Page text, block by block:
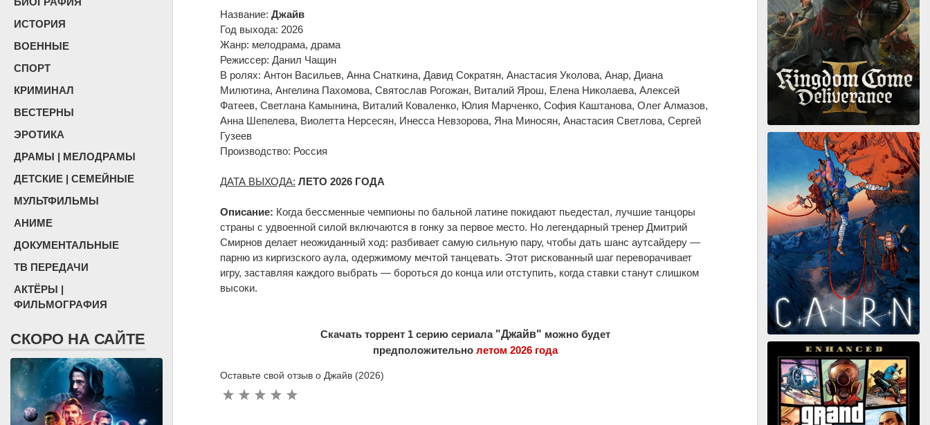
ИСТОРИЯ
ВОЕННЫЕ
СПОРТ
КРИМИНАЛ
ВЕСТЕРНЫ
ЭРОТИКА
ДРАМЫ | МЕЛОДРАМЫ
ДЕТСКИЕ | СЕМЕЙНЫЕ
МУЛЬТФИЛЬМЫ
АНИМЕ
ДОКУМЕНТАЛЬНЫЕ
ТВ ПЕРЕДАЧИ
АКТЁРЫ |
ФИЛЬМОГРАФИЯ
СКОРО НА САЙТЕ
Название: Джайв
Год выхода: 2026
Жанр: мелодрама, драма
Режиссер: Данил Чащин
В ролях: Антон Васильев, Анна Снаткина, Давид Сократян, Анастасия Уколова, Анар, Диана
Милютина, Ангелина Пахомова, Святослав Рогожан, Виталий Ярош, Елена Николаева, Алексей
Фатеев, Светлана Камынина, Виталий Коваленко, Юлия Марченко, София Каштанова, Олег Алмазов,
Анна Шепелева, Виолетта Нерсесян, Инесса Невзорова, Яна Миносян, Анастасия Светлова, Сергей
Гузеев
Производство: Россия
ДАТА ВЫХОДА: ЛЕТО 2026 ГОДА
Описание: Когда бессменные чемпионы по бальной латине покидают пьедестал, лучшие танцоры
страны с удвоенной силой включаются в гонку за первое место. Но легендарный тренер Дмитрий
Смирнов делает неожиданный ход: разбивает самую сильную пару, чтобы дать шанс аутсайдеру —
парню из киргизского аула, одержимому мечтой танцевать. Этот рискованный шаг переворачивает
игру, заставляя каждого выбрать — бороться до конца или отступить, когда ставки станут слишком
высоки.
Скачать торрент 1 серию сериала "Джайв" можно будет
предположительно летом 2026 года
Оставьте свой отзыв о Джайв (2026)